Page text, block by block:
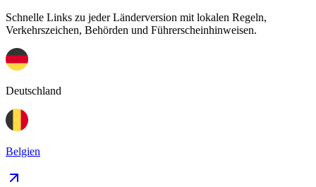
Schnelle Links zu jeder Länderversion mit lokalen Regeln,
Verkehrszeichen, Behörden und Führerscheinhinweisen.
Deutschland
Belgien